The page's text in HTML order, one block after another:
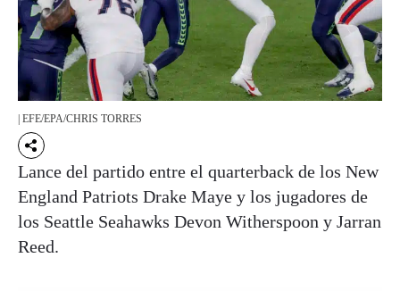
| EFE/EPA/CHRIS TORRES
Lance del partido entre el quarterback de los New
England Patriots Drake Maye y los jugadores de
los Seattle Seahawks Devon Witherspoon y Jarran
Reed.